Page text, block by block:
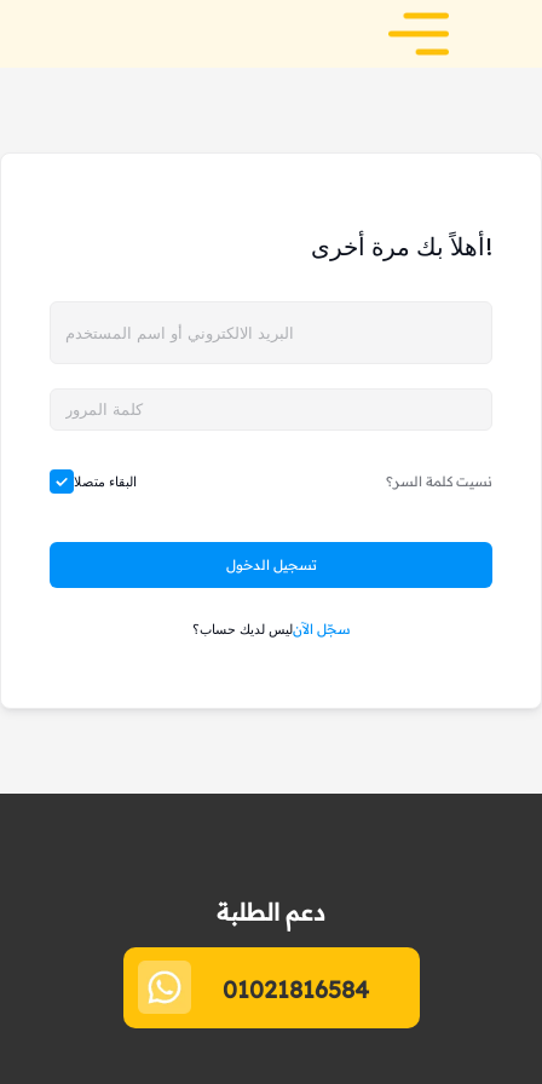
أهلاً بك مرة أخرى!
البقاء متصلا نسيت كلمة السر؟
تسجيل الدخول
ليس لديك حساب؟سجّل الآن
دعم الطلبة
01021816584